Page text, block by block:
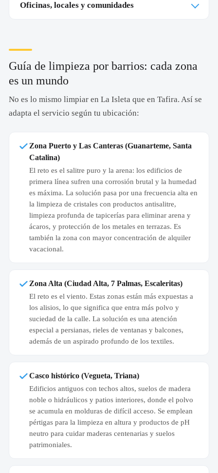
Oficinas, locales y comunidades
Guía de limpieza por barrios: cada zona
es un mundo
No es lo mismo limpiar en La Isleta que en Tafira. Así se
adapta el servicio según tu ubicación:
Zona Puerto y Las Canteras (Guanarteme, Santa
Catalina)
El reto es el salitre puro y la arena: los edificios de
primera línea sufren una corrosión brutal y la humedad
es máxima. La solución pasa por una frecuencia alta en
la limpieza de cristales con productos antisalitre,
limpieza profunda de tapicerías para eliminar arena y
ácaros, y protección de los metales en terrazas. Es
también la zona con mayor concentración de alquiler
vacacional.
Zona Alta (Ciudad Alta, 7 Palmas, Escaleritas)
El reto es el viento. Estas zonas están más expuestas a
los alisios, lo que significa que entra más polvo y
suciedad de la calle. La solución es una atención
especial a persianas, rieles de ventanas y balcones,
además de un aspirado profundo de los textiles.
Casco histórico (Vegueta, Triana)
Edificios antiguos con techos altos, suelos de madera
noble o hidráulicos y patios interiores, donde el polvo
se acumula en molduras de difícil acceso. Se emplean
pértigas para la limpieza en altura y productos de pH
neutro para cuidar maderas centenarias y suelos
patrimoniales.